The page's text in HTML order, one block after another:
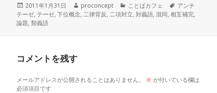
投
稿
日:
2011年1月31日
作
成
proconcept
カ
テ
ことばカフェ
タ
グ
アンチ
テーゼ, テーゼ,下位概念,二律背反,二項対立,対義語,混同,相互補完,
論題,類義語
コメントを残す
メールアドレスが公開されることはありません。 ※ が付いている欄は
必須項目です